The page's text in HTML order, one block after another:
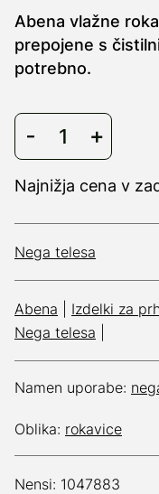
Abena vlažne
prepojene s
potrebno.
Najnižja cena v
Nega telesa
Abena Izdelki za
Nega telesa
Namen uporabe:
Oblika: rokavice
Nensi: 1047883